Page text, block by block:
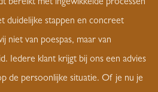
bereikt met ingewikkelde processen
duidelijke stappen en concreet
niet van poespas, maar van
Iedere klant krijgt bij ons een advies
de persoonlijke situatie. Of je nu je